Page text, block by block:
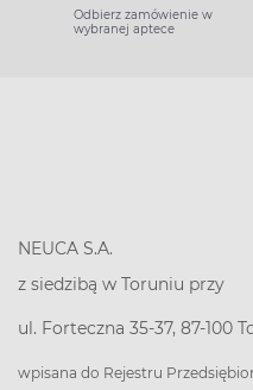
Odbierz zamówienie w
wybranej aptece
NEUCA S.A.
z siedzibą w Toruniu przy
ul. Forteczna 35-37, 87-100
wpisana do Rejestru